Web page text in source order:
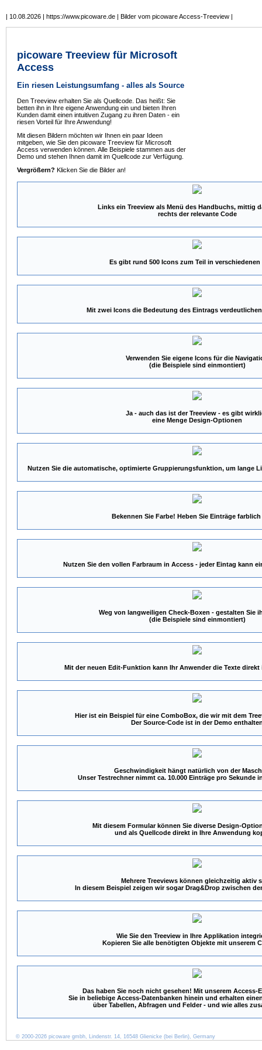
| 10.08.2026 | https://www.picoware.de | Bilder vom picoware Access-Treeview |
picoware Treeview für Microsoft
Access
Ein riesen Leistungsumfang - alles als Source
Den Treeview erhalten Sie als Quellcode. Das heißt: Sie
betten ihn in Ihre eigene Anwendung ein und bieten Ihren
Kunden damit einen intuitiven Zugang zu ihren Daten - ein
riesen Vorteil für Ihre Anwendung!
Mit diesen Bildern möchten wir Ihnen ein paar Ideen
mitgeben, wie Sie den picoware Treeview für Microsoft
Access verwenden können. Alle Beispiele stammen aus der
Demo und stehen Ihnen damit im Quellcode zur Verfügung.
Vergrößern? Klicken Sie die Bilder an!
Links ein Treeview als Menü des Handbuchs, mittig
rechts der relevante Code
Es gibt rund 500 Icons zum Teil in verschiedenen
Mit zwei Icons die Bedeutung des Eintrags
Verwenden Sie eigene Icons für die
(die Beispiele sind einmontiert)
Ja - auch das ist der Treeview - es gibt
eine Menge Design-Optionen
Nutzen Sie die automatische, optimierte Gruppierungsfunktion, um lange
Bekennen Sie Farbe! Heben Sie Einträge
Nutzen Sie den vollen Farbraum in Access - jeder Eintag kann
Weg von langweiligen Check-Boxen - gestalten Sie
(die Beispiele sind einmontiert)
Mit der neuen Edit-Funktion kann Ihr Anwender die Texte direkt
Hier ist ein Beispiel für eine ComboBox, die wir mit dem
Der Source-Code ist in der Demo
Geschwindigkeit hängt natürlich von der
Unser Testrechner nimmt ca. 10.000 Einträge pro Sekunde
Mit diesem Formular können Sie diverse Design-
und als Quellcode direkt in Ihre Anwendung
Mehrere Treeviews können gleichzeitig aktiv
In diesem Beispiel zeigen wir sogar Drag&Drop zwischen
Wie Sie den Treeview in Ihre Applikation
Kopieren Sie alle benötigten Objekte mit unserem
Das haben Sie noch nicht gesehen! Mit unserem Access-
Sie in beliebige Access-Datenbanken hinein und erhalten
über Tabellen, Abfragen und Felder - und wie alles
© 2000-2026 picoware gmbh, Lindenstr. 14, 16548 Glienicke (bei Berlin), Germany